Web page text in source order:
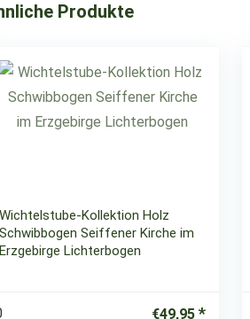
Produkte
Wichtelstube-Kollektion Holz
Schwibbogen Seiffener Kirche im
Erzgebirge Lichterbogen
€49,95